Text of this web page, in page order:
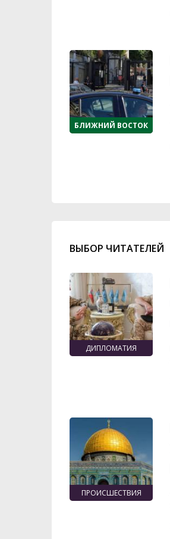
БЛИЖНИЙ ВОСТОК
ВЫБОР ЧИТАТЕЛЕЙ
ДИПЛОМАТИЯ
ПРОИСШЕСТВИЯ